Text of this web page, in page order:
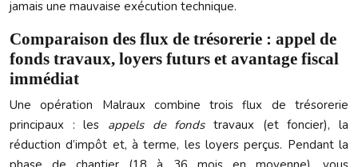
jamais une mauvaise exécution technique.
Comparaison des flux de trésorerie : appel de
fonds travaux, loyers futurs et avantage fiscal
immédiat
Une opération Malraux combine trois flux de trésorerie
principaux : les appels de fondstravaux (et foncier), la
réduction d’impôt et, à terme, les loyers perçus. Pendant la